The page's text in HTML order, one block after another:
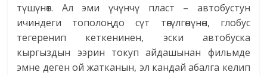
түшүнөт. Ал эми үчүнчү пласт – автобустун
ичиндеги тополоңдо сүт төгүлгөнүнөн, глобус
тегеренип кеткенинен, эски автобуска
кыргыздын ээрин токуп айдашынан фильмде
эмне деген ой жатканын, эл кандай абалга келип